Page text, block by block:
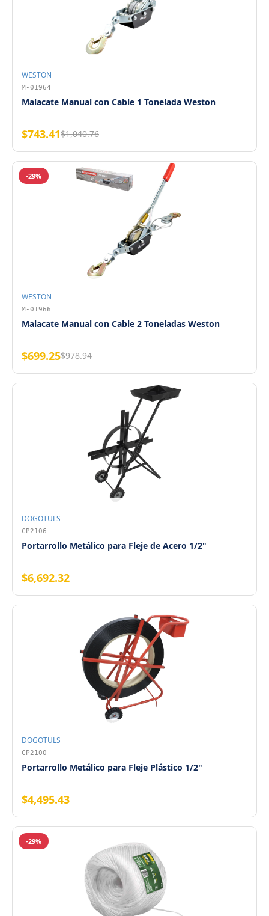
WESTON
M-01964
Malacate Manual con Cable 1 Tonelada Weston
$743.41$1,040.76
-29%
WESTON
M-01966
Malacate Manual con Cable 2 Toneladas Weston
$699.25$978.94
DOGOTULS
CP2106
Portarrollo Metálico para Fleje de Acero 1/2"
$6,692.32
DOGOTULS
CP2100
Portarrollo Metálico para Fleje Plástico 1/2"
$4,495.43
-29%